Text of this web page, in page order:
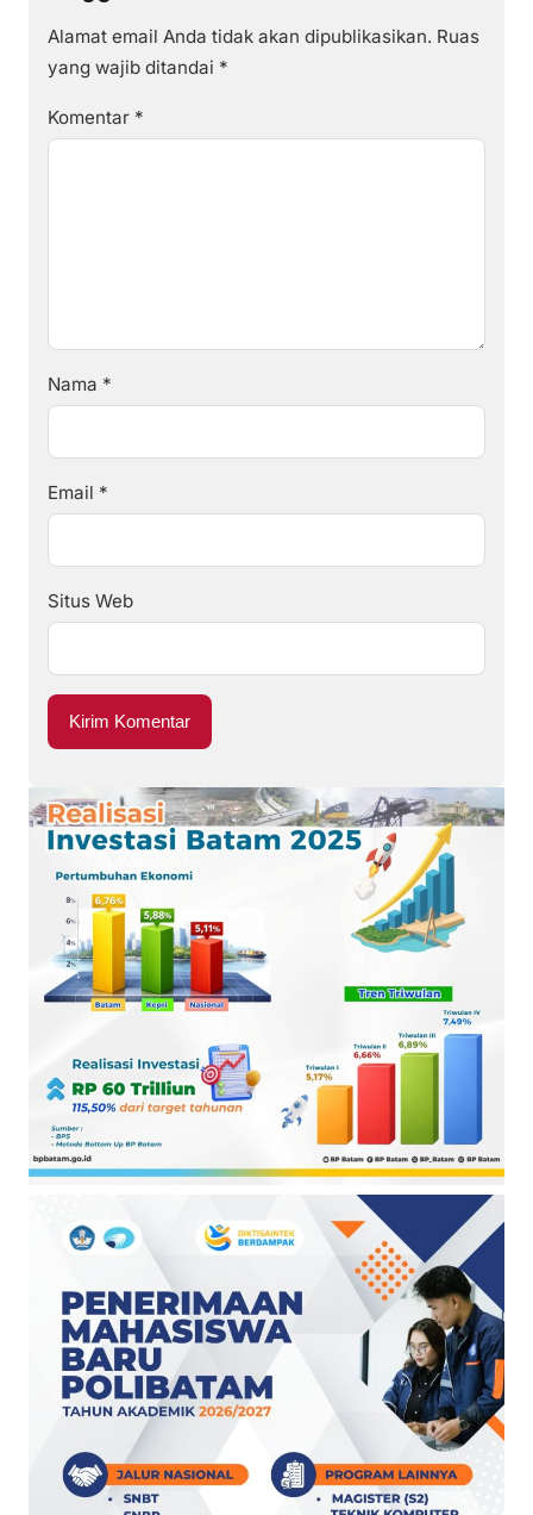
Alamat email Anda tidak akan dipublikasikan. Ruas
yang wajib ditandai *
Komentar *
Nama *
Email *
Situs Web